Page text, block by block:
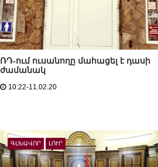
ՌԴ-ում ուսանողը մահացել է դասի
ժամանակ
10:22-11.02.20
ԳԼԽԱՎՈՐ ԼՈՒՐ